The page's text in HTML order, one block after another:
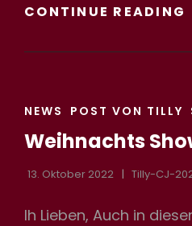
CONTINUE READING
CAT
NEWS POST VON TILLY
Weihnachts
13. Oktober 2022 Tilly-CJ-
Ih Lieben, Auch in